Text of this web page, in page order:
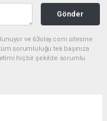
Gönder
ve 63olay.com sitesine
sorumluluğu tek başınıza
hiçbir şekilde sorumlu